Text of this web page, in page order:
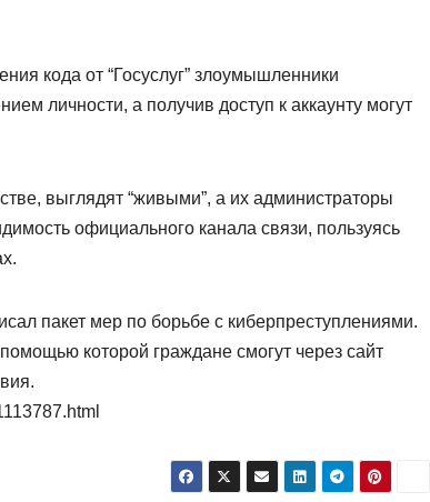
кода от “Госуслуг” злоумышленники
личности, а получив доступ к аккаунту могут
выглядят “живыми”, а их администраторы
официального канала связи, пользуясь
пакет мер по борьбе с киберпреступлениями.
которой граждане смогут через сайт